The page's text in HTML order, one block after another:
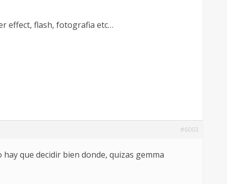
effect, flash, fotografia etc…
#6003
que decidir bien donde, quizas gemma